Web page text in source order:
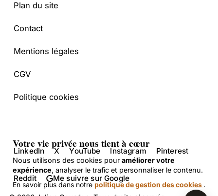
Plan du site
Contact
Mentions légales
CGV
Politique cookies
LinkedIn X YouTube Instagram Pinterest
Reddit Me suivre sur Google
Votre vie privée nous tient à cœur
Nous utilisons des cookies pour améliorer votre
expérience, analyser le trafic et personnaliser le contenu.
En savoir plus dans notre politique de gestion des cookies .
Bonjour ! Je suis l'assistant IA de Julien
questions sur le SEO et l'intelligence
artificielle en me basant sur le contenu